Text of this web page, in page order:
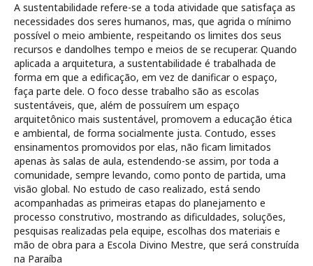
A sustentabilidade refere-se a toda atividade que satisfaça as
necessidades dos seres humanos, mas, que agrida o mínimo
possível o meio ambiente, respeitando os limites dos seus
recursos e dandolhes tempo e meios de se recuperar. Quando
aplicada a arquitetura, a sustentabilidade é trabalhada de
forma em que a edificação, em vez de danificar o espaço,
faça parte dele. O foco desse trabalho são as escolas
sustentáveis, que, além de possuírem um espaço
arquitetônico mais sustentável, promovem a educação ética
e ambiental, de forma socialmente justa. Contudo, esses
ensinamentos promovidos por elas, não ficam limitados
apenas às salas de aula, estendendo-se assim, por toda a
comunidade, sempre levando, como ponto de partida, uma
visão global. No estudo de caso realizado, está sendo
acompanhadas as primeiras etapas do planejamento e
processo construtivo, mostrando as dificuldades, soluções,
pesquisas realizadas pela equipe, escolhas dos materiais e
mão de obra para a Escola Divino Mestre, que será construída
na Paraíba